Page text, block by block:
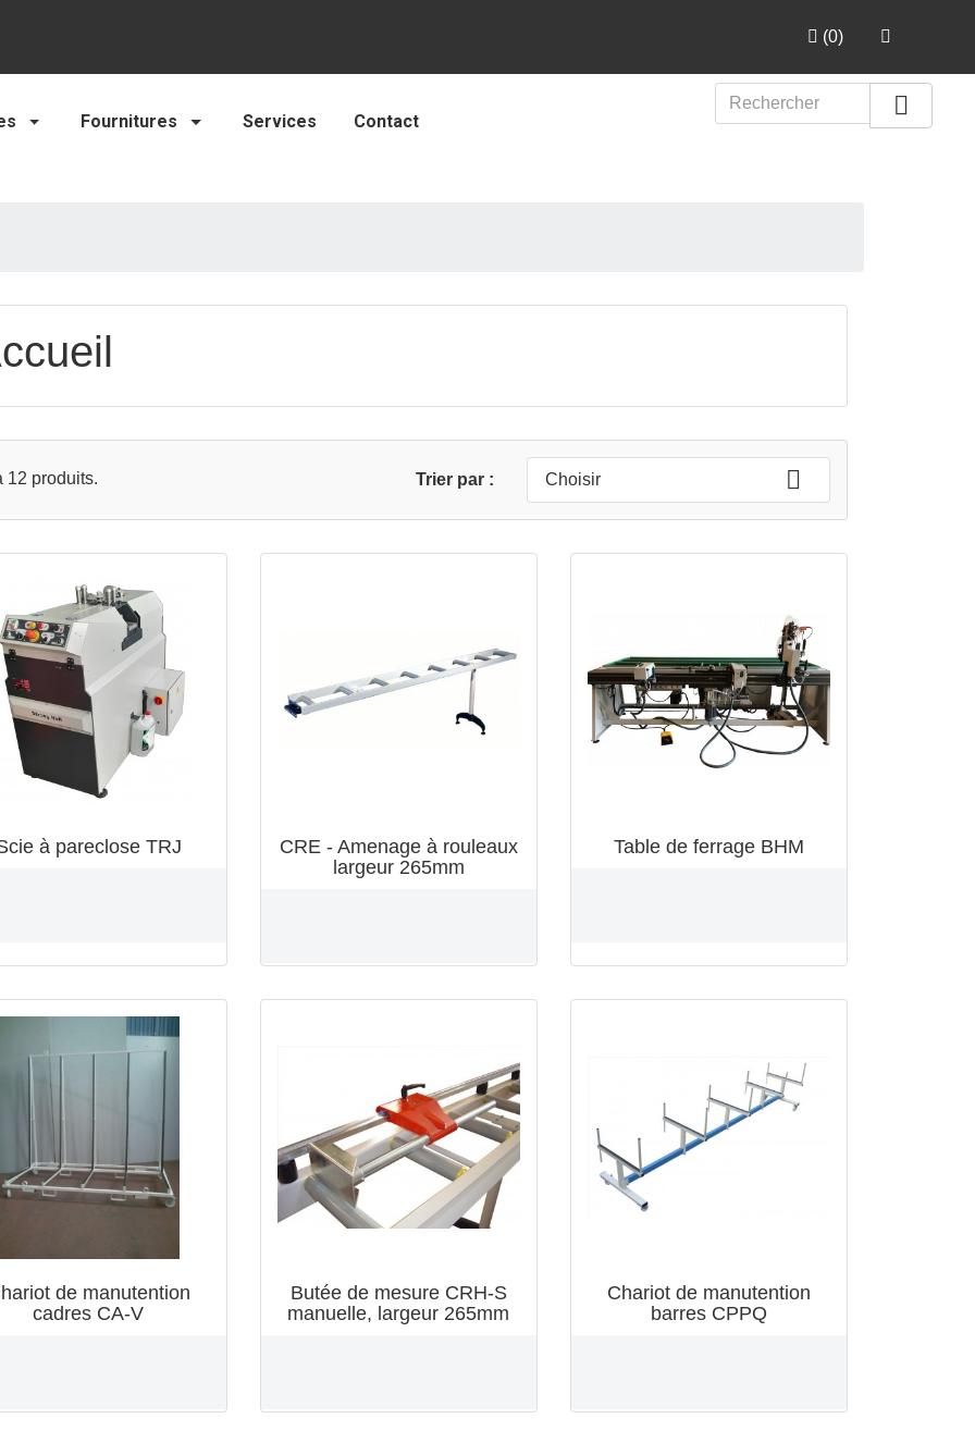
(0)
Fournitures Services Contact

12 produits. Trier par : Choisir 
à pareclose TRJ
CRE - Amenage à rouleaux
largeur 265mm
Table de ferrage BHM
de manutention
cadres CA-V
Butée de mesure CRH-S
manuelle, largeur 265mm
Chariot de manutention
barres CPPQ